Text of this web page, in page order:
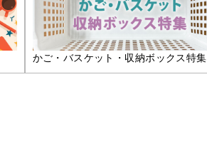
かご・バスケット・収納ボックス特集